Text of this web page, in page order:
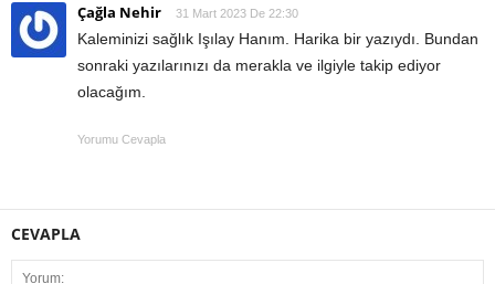
Çağla Nehir 31 Mart 2023 De 22:30
Kaleminizi sağlık Işılay Hanım. Harika bir yazıydı. Bundan
sonraki yazılarınızı da merakla ve ilgiyle takip ediyor
olacağım.
Yorumu Cevapla
CEVAPLA